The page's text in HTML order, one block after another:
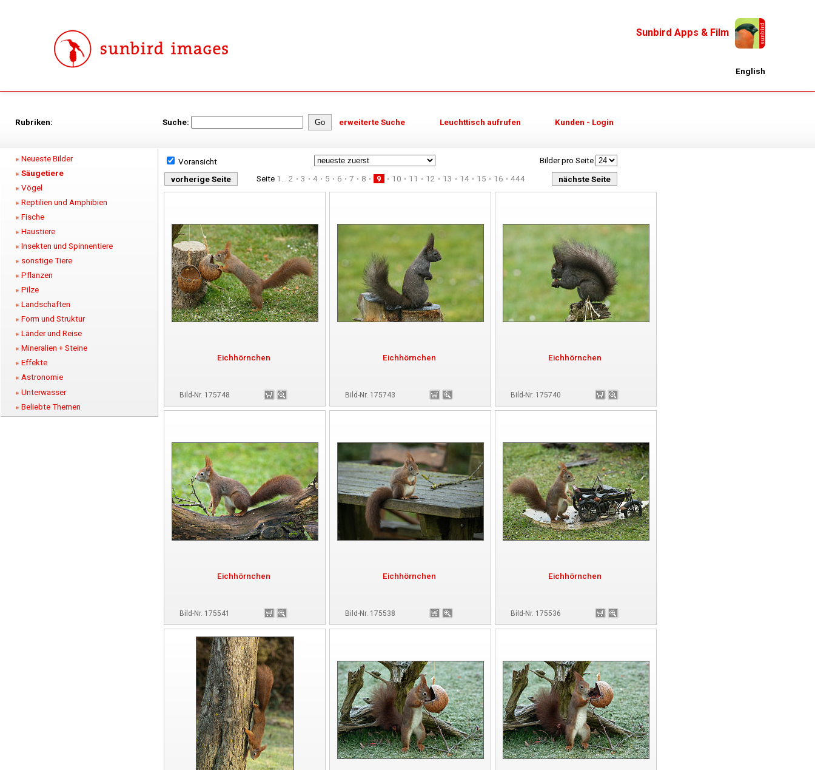
Sunbird Apps & Film
English
Rubriken: Suche: erweiterte Suche Leuchttisch aufrufen Kunden - Login
Neueste Bilder
Säugetiere
Vögel
Reptilien und Amphibien
Fische
Haustiere
Insekten und Spinnentiere
sonstige Tiere
Pflanzen
Pilze
Landschaften
Form und Struktur
Länder und Reise
Mineralien + Steine
Effekte
Astronomie
Unterwasser
Beliebte Themen
Voransicht Bilder pro Seite
vorherige Seite Seite 1... 2 3 4 5 6 7 8 9 10 11 12 13 14 15 16 444 nächste Seite
Eichhörnchen
Bild-Nr. 175748
Eichhörnchen
Bild-Nr. 175743
Eichhörnchen
Bild-Nr. 175740
Eichhörnchen
Bild-Nr. 175541
Eichhörnchen
Bild-Nr. 175538
Eichhörnchen
Bild-Nr. 175536